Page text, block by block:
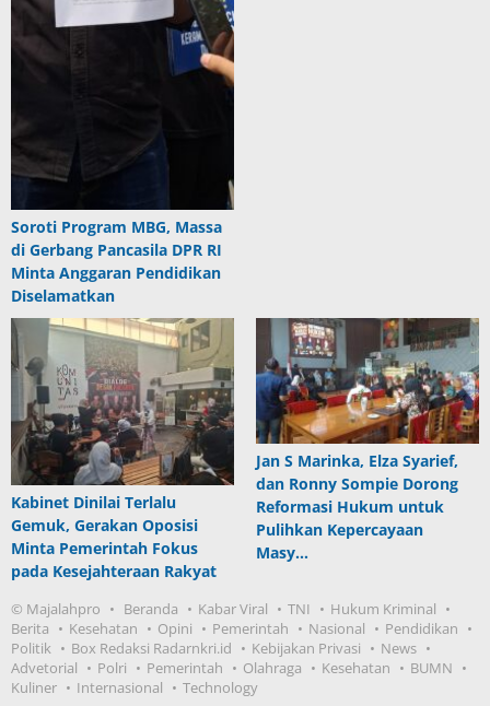
Soroti Program MBG, Massa
di Gerbang Pancasila DPR RI
Minta Anggaran Pendidikan
Diselamatkan
Kabinet Dinilai Terlalu
Gemuk, Gerakan Oposisi
Minta Pemerintah Fokus
pada Kesejahteraan Rakyat
Jan S Marinka, Elza Syarief,
dan Ronny Sompie Dorong
Reformasi Hukum untuk
Pulihkan Kepercayaan
Masy…
© Majalahpro Beranda Kabar Viral TNI
Hukum Kriminal
Berita
Kesehatan Opini Pemerintah Nasional
Pendidikan
Politik
Box Redaksi Radarnkri.id Kebijakan Privasi
News
Advetorial
Polri Pemerintah Olahraga Kesehatan
BUMN
Kuliner
Internasional Technology